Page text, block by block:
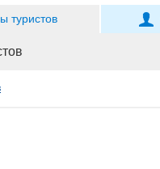
туристов